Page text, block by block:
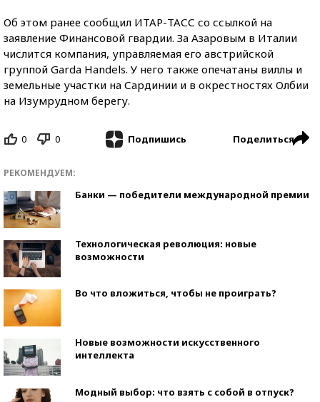
Об этом ранее сообщил ИТАР-ТАСС со ссылкой на
заявление Финансовой гвардии. За Азаровым в Италии
числится компания, управляемая его австрийской
группой Garda Handels. У него также опечатаны виллы и
земельные участки на Сардинии и в окрестностях Олбии
на Изумрудном берегу.
0 0 Подпишись Поделиться
РЕКОМЕНДУЕМ:
Банки — победители международной премии
Технологическая революция: новые
возможности
Во что вложиться, чтобы не проиграть?
Новые возможности искусственного
интеллекта
Модный выбор: что взять с собой в отпуск?